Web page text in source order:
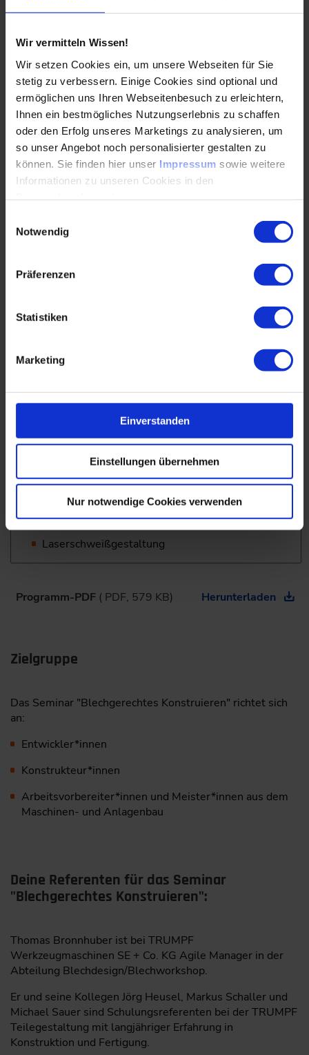
Wir vermitteln Wissen!
Wir setzen Cookies ein, um unsere Webseiten für Sie
stetig zu verbessern. Einige Cookies sind optional und
ermöglichen uns Ihren Webseitenbesuch zu erleichtern,
Ihnen ein bestmögliches Nutzungserlebnis zu schaffen
oder den Erfolg unseres Marketings zu analysieren, um
so unser Angebot noch personalisierter gestalten zu
können. Sie finden hier unser Impressum sowie weitere
Informationen zu unseren Cookies in den
Notwendig
Präferenzen
Statistiken
Marketing
Einverstanden
Einstellungen übernehmen
Nur notwendige Cookies verwenden
Werkzeuge und Werkzeugsystem
Umformmöglichkeiten
Kreatives Umsetzen in Einzel- oder
Gruppenübungen
Kombinierte Stanzlaserbearbeitung
Aufbau der Maschine
Vorteile der Kombitechnik
Typische Teile
Aufbau der Maschine
Aufbau der Maschine
Machbarkeit und Grenzen
Workshop „Blech“ – Diskussion von
Teilnehmerfragestellungen
Rohrgestaltung
Laserschweißgestaltung
Programm-PDF ( PDF, 579 KB) Herunterladen
Zielgruppe
Das Seminar "Blechgerechtes Konstruieren" richtet sich
an:
Entwickler*innen
Konstrukteur*innen
Arbeitsvorbereiter*innen und Meister*innen aus dem
Maschinen- und Anlagenbau
Deine Referenten für das Seminar
"Blechgerechtes Konstruieren":
Thomas Bronnhuber ist bei TRUMPF
Werkzeugmaschinen SE + Co. KG Agile Manager in der
Abteilung Blechdesign/Blechworkshop.
Er und seine Kollegen Jörg Heusel, Markus Schaller und
Michael Sauer sind Schulungsreferenten bei der TRUMPF
Teilegestaltung mit langjähriger Erfahrung in
Konstruktion und Fertigung.